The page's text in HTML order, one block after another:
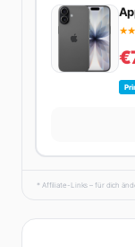
★★
* Affiliate-Links – für dich